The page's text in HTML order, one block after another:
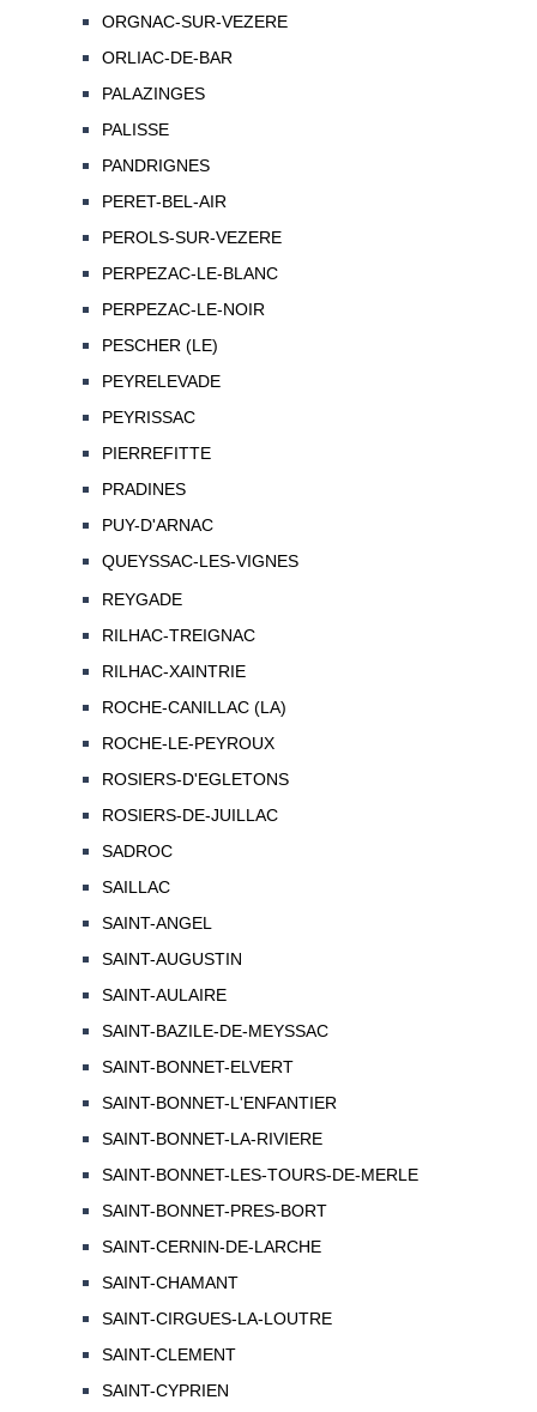
ORGNAC-SUR-VEZERE
ORLIAC-DE-BAR
PALAZINGES
PALISSE
PANDRIGNES
PERET-BEL-AIR
PEROLS-SUR-VEZERE
PERPEZAC-LE-BLANC
PERPEZAC-LE-NOIR
PESCHER (LE)
PEYRELEVADE
PEYRISSAC
PIERREFITTE
PRADINES
PUY-D'ARNAC
QUEYSSAC-LES-VIGNES
REYGADE
RILHAC-TREIGNAC
RILHAC-XAINTRIE
ROCHE-CANILLAC (LA)
ROCHE-LE-PEYROUX
ROSIERS-D'EGLETONS
ROSIERS-DE-JUILLAC
SADROC
SAILLAC
SAINT-ANGEL
SAINT-AUGUSTIN
SAINT-AULAIRE
SAINT-BAZILE-DE-MEYSSAC
SAINT-BONNET-ELVERT
SAINT-BONNET-L'ENFANTIER
SAINT-BONNET-LA-RIVIERE
SAINT-BONNET-LES-TOURS-DE-MERLE
SAINT-BONNET-PRES-BORT
SAINT-CERNIN-DE-LARCHE
SAINT-CHAMANT
SAINT-CIRGUES-LA-LOUTRE
SAINT-CLEMENT
SAINT-CYPRIEN